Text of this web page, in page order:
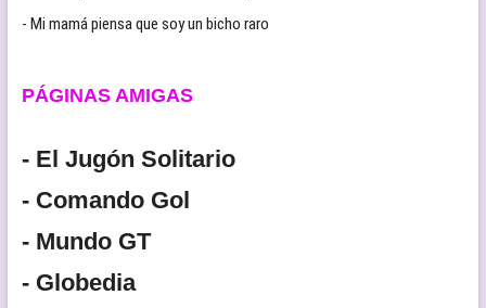
- Mi mamá piensa que soy un bicho raro
PÁGINAS AMIGAS
- El Jugón Solitario
- Comando Gol
- Mundo GT
- Globedia